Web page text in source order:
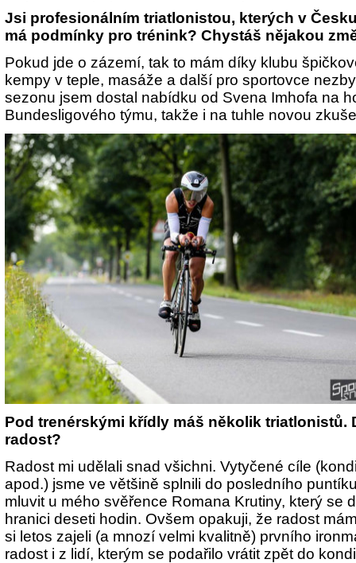
Jsi profesionálním triatlonistou, kterých v
má podmínky pro trénink? Chystáš nějakou
Pokud jde o zázemí, tak to mám díky klubu
kempy v teple, masáže a další pro sportovce
sezonu jsem dostal nabídku od Svena Imhofa na
Bundesligového týmu, takže i na tuhle novou
Pod trenérskými křídly máš několik triatlonistů.
radost?
Radost mi udělali snad všichni. Vytyčené cíle
apod.) jsme ve většině splnili do posledního
mluvit u mého svěřence Romana Krutiny, který se
hranici deseti hodin. Ovšem opakuji, že radost
si letos zajeli (a mnozí velmi kvalitně) prvního
radost i z lidí, kterým se podařilo vrátit zpět do